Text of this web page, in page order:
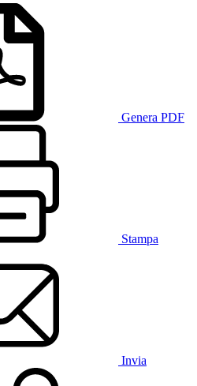
Genera PDF
Stampa
Invia